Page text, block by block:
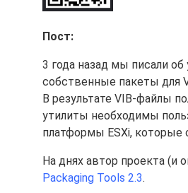
Пост:
3 года назад мы писали об
собственные пакеты для
В результате VIB-файлы
утилиты необходимы
платформы ESXi, которые
На днях автор проекта (и
Packaging Tools 2.3.